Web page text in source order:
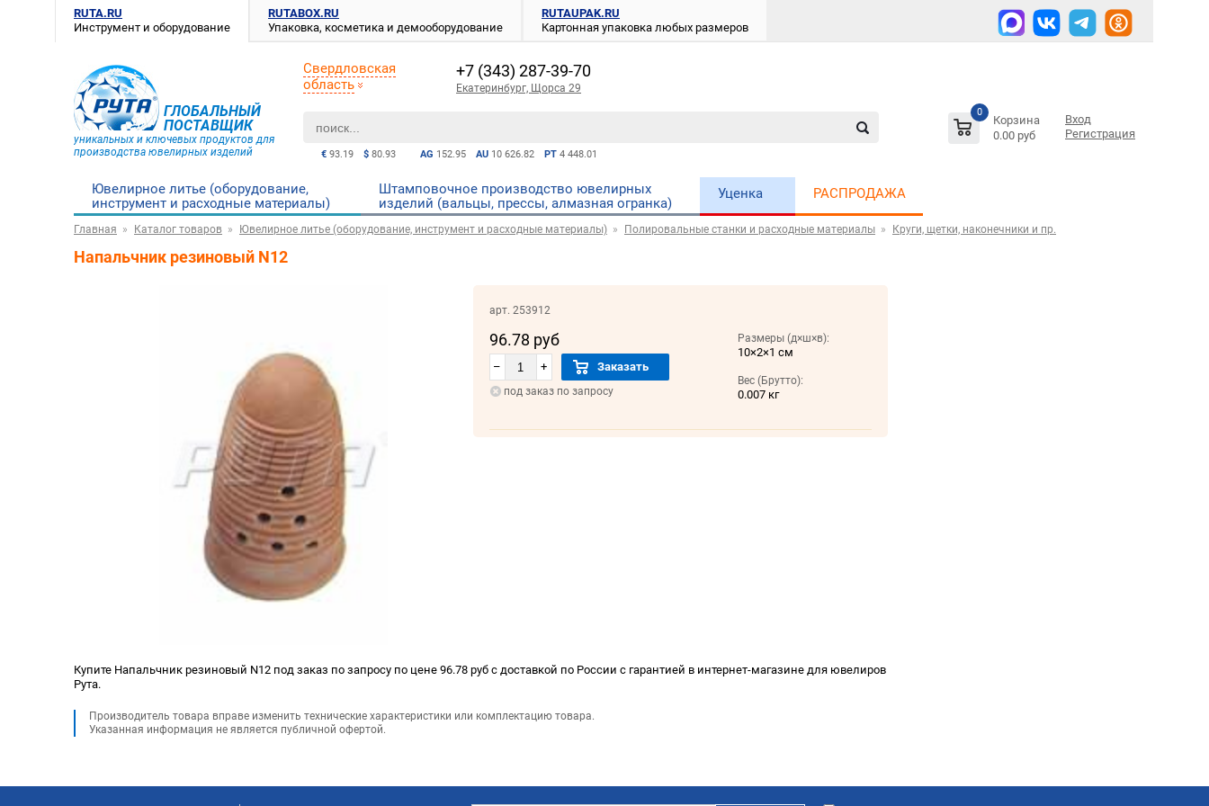
RUTA.RU
Инструмент и оборудование
RUTABOX.RU
Упаковка, косметика и демооборудование
RUTAUPAK.RU
Картонная упаковка любых размеров
ГЛОБАЛЬНЫЙ
ПОСТАВЩИК
уникальных и ключевых продуктов для
производства ювелирных изделий
AG 152.95 AU 10 626.82 PT 4 448.01
€ 93.19 $ 80.93
0
Корзина
0.00 руб
Вход
Регистрация
Свердловская
область
+7 (343) 287-39-70
Екатеринбург, Щорса 29
Ювелирное литье (оборудование,
инструмент и расходные материалы)
Штамповочное производство ювелирных
изделий (вальцы, прессы, алмазная огранка)
Уценка РАСПРОДАЖА
Главная Каталог товаров Ювелирное литье (оборудование, инструмент и расходные материалы) Полировальные станки и расходные материалы Круги, щетки, наконечники и пр.
Напальчник резиновый N12
арт. 253912
96.78 руб
– + Заказать
под заказ по запросу
Размеры (д×ш×в):
10×2×1 см
Вес (Брутто):
0.007 кг
Купите Напальчник резиновый N12 под заказ по запросу по цене 96.78 руб с доставкой по России с гарантией в интернет-магазине для ювелиров
Рута.
Производитель товара вправе изменить технические характеристики или комплектацию товара.
Указанная информация не является публичной офертой.